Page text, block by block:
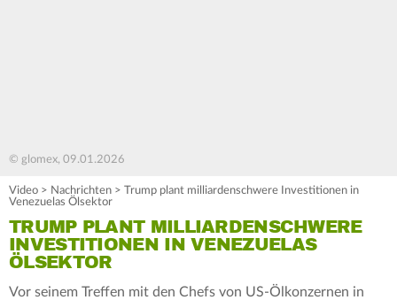
© glomex, 09.01.2026
Video > Nachrichten > Trump plant milliardenschwere Investitionen in
Venezuelas Ölsektor
TRUMP PLANT MILLIARDENSCHWERE
INVESTITIONEN IN VENEZUELAS
ÖLSEKTOR
Vor seinem Treffen mit den Chefs von US-Ölkonzernen in